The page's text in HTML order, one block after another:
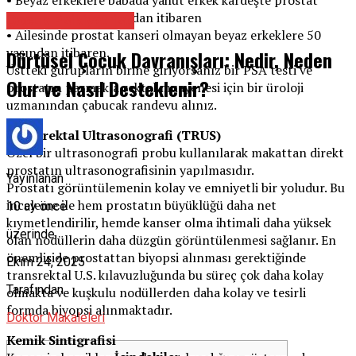
kanseri varsa 40 yaşından itibaren
• Ailesinde prostat kanseri olmayan beyaz erkeklere 50
yaşından itibaren.
Üstteki gurupların birine giriyorsanız bir PSA testi ve
prostatın parmakla rektal muayenesi için bir üroloji
uzmanından çabucak randevu alınız.
Transrektal Ultrasonografi (TRUS)
Özel bir ultrasonografi probu kullanılarak makattan direkt
prostatın ultrasonografisinin yapılmasıdır.
Prostatı görüntülemenin kolay ve emniyetli bir yoludur. Bu
inceleme ile hem prostatın büyüklüğü daha net
kıymetlendirilir, hemde kanser olma ihtimali daha yüksek
olan nodüllerin daha düzgün görüntülenmesi sağlanır. En
önemliside prostattan biyopsi alınması gerektiğinde
transrektal U.S. kılavuzluğunda bu süreç çok daha kolay
olmakta ve kuşkulu nodüllerden daha kolay ve tesirli
formda biyopsi alınmaktadır.
Kemik Sintigrafisi
Dürtüsel Çocuk Davranışları: Nedir, Neden
Olur ve Nasıl Desteklenir?
Yayınlanan
10 ay önce
üzerinde
Ekim 24, 2025
Tarafından
Doktor Makaleleri